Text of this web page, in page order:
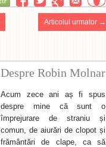
Articolul urmator →
Despre Robin Molnar
Acum zece ani aș fi spus
despre mine că sunt o
împrejurare de straniu și
comun, de aiurări de clopot și
frământări de clape, ca să